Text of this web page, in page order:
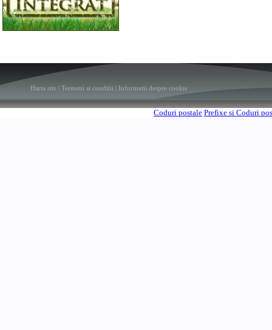
Harta site | Termeni si conditii | Informatii despre cookie
Coduri postale Prefixe si Coduri